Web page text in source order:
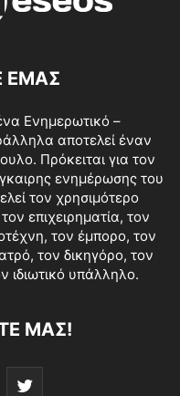
ΕΜΑΣ
Ενημερωτικό –
αποτελεί έναν
Πρόκειται για τον
ενημέρωσης του
τον χρησιμότερο
επιχειρηματία, τον
τον έμπορο, τον
τον δικηγόρο, τον
ιδιωτικό υπάλληλο.
ΜΑΣ!